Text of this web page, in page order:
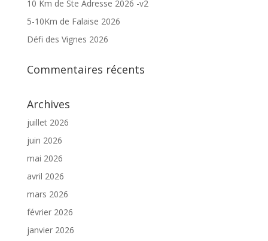
10 Km de Ste Adresse 2026 -v2
5-10Km de Falaise 2026
Défi des Vignes 2026
Commentaires récents
Archives
juillet 2026
juin 2026
mai 2026
avril 2026
mars 2026
février 2026
janvier 2026